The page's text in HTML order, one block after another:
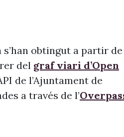
obtingut a partir de
del graf viari d’Open
de l’Ajuntament de
a través de l’